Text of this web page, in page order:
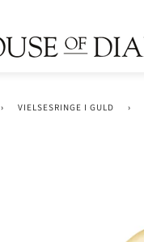
› VIELSESRINGE I GULD ›